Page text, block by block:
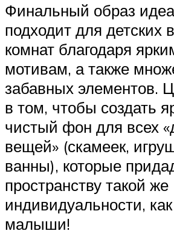
Финальный образ
подходит для детских
комнат благодаря
мотивам, а также
забавных элементов.
в том, чтобы создать
чистый фон для всех
вещей» (скамеек,
ванны), которые
пространству такой же
индивидуальности,
малыши!